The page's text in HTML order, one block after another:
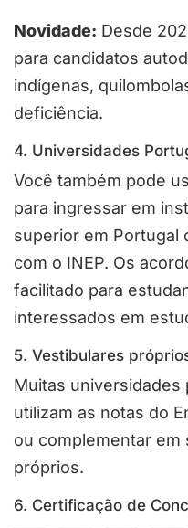
Novidade: Desde
para candidatos
indígenas,
deficiência.
4. Universidades
Você também pode
para ingressar em
superior em Portugal
com o INEP. Os
facilitado para
interessados em
5. Vestibulares
Muitas universidades
utilizam as notas do
ou complementar
próprios.
6. Certificação de